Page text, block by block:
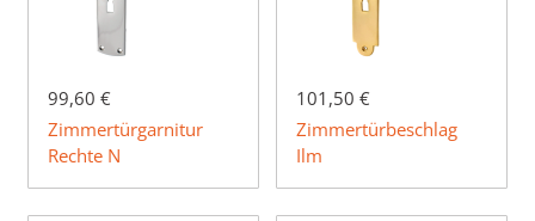
99,60 €
Zimmertürgarnitur
Rechte N
101,50 €
Zimmertürbeschlag
Ilm